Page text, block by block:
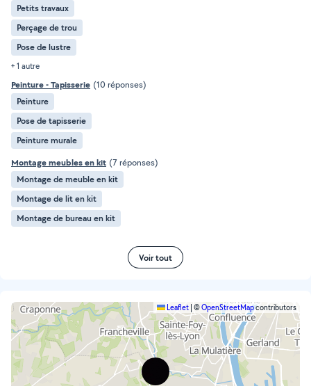
Petits travaux
Perçage de trou
Pose de lustre
+ 1 autre
Peinture - Tapisserie (10 réponses)
Peinture
Pose de tapisserie
Peinture murale
Montage meubles en kit (7 réponses)
Montage de meuble en kit
Montage de lit en kit
Montage de bureau en kit
Voir tout
Leaflet ©OpenStreetMapcontributors